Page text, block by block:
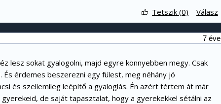
Válasz
Tetszik (0)
7 éve
lesz sokat gyalogolni, majd egyre könnyebben megy. Csak
érdemes beszerezni egy fülest, meg néhány jó
és szellemileg leépítő a gyaloglás. Én azért tértem át már
de saját tapasztalat, hogy a gyerekekkel sétálni az